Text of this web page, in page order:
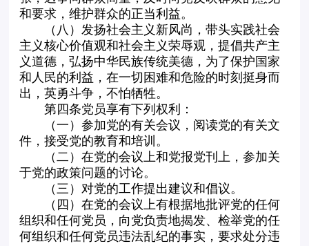
和要求，维护群众的正当利益。
（八）发扬社会主义新风尚，带头实践社会
主义核心价值观和社会主义荣辱观，提倡共产主
义道德，弘扬中华民族传统美德，为了保护国家
和人民的利益，在一切困难和危险的时刻挺身而
出，英勇斗争，不怕牺牲。
第四条党员享有下列权利：
（一）参加党的有关会议，阅读党的有关文
件，接受党的教育和培训。
（二）在党的会议上和党报党刊上，参加关
于党的政策问题的讨论。
（三）对党的工作提出建议和倡议。
（四）在党的会议上有根据地批评党的任何
组织和任何党员，向党负责地揭发、检举党的任
何组织和任何党员违法乱纪的事实，要求处分违